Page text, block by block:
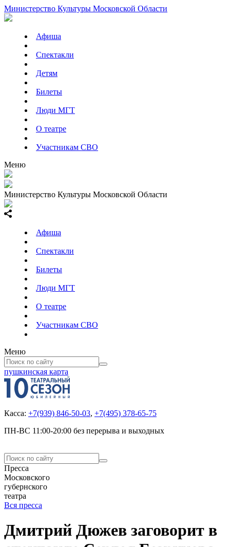
Министерство Культуры Московской Области
Афиша
Спектакли
Детям
Билеты
Люди МГТ
О театре
Участникам СВО
Меню
Министерство Культуры Московской Области
Афиша
Спектакли
Билеты
Люди МГТ
О театре
Участникам СВО
Меню
пушкинская карта
Касса: +7(939) 846-50-03, +7(495) 378-65-75
ПН-ВС 11:00-20:00 без перерыва и выходных
Пресса
Московского
губернского
театра
Вся пресса
Дмитрий Дюжев заговорит в